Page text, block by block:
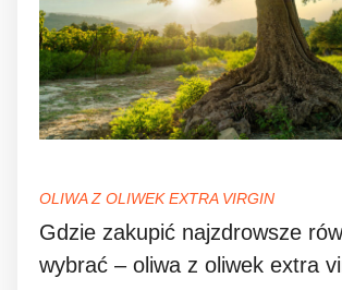
OLIWA Z OLIWEK EXTRA VIRGIN
Gdzie zakupić najzdrowsze
wybrać – oliwa z oliwek extra